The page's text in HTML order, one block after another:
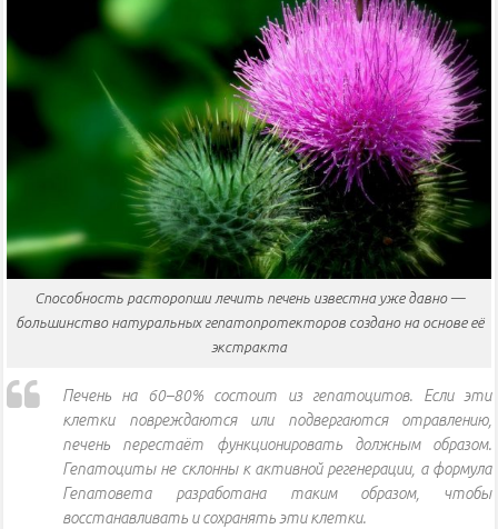
Способность расторопши лечить печень известна уже давно —
большинство натуральных гепатопротекторов создано на основе её
экстракта
Печень на 60–80% состоит из гепатоцитов. Если эти
клетки повреждаются или подвергаются отравлению,
печень перестаёт функционировать должным образом.
Гепатоциты не склонны к активной регенерации, а формула
Гепатовета разработана таким образом, чтобы
восстанавливать и сохранять эти клетки.